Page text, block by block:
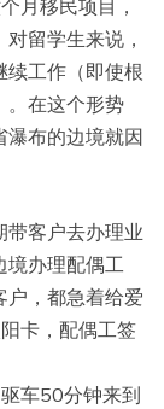
月移民项目，
留学生来说，
续工作（即使根
。在这个形势
瀑布的边境就因
客户去办理业
境办理配偶工
户，都急着给爱
卡，配偶工签
车50分钟来到